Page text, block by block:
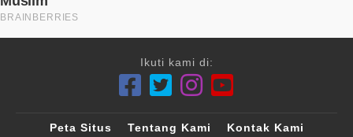
Ikuti kami di:
Peta Situs Tentang Kami
Kontak Kami